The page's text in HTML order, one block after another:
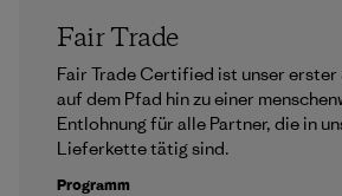
Fair Trade
Fair Trade Certified ist unser
auf dem Pfad hin zu einer
Entlohnung für alle Partner, die in
Lieferkette tätig sind.
Programm